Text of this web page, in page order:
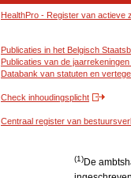
HealthPro - Register van actieve
Publicaties in het Belgisch
Publicaties van de jaarrekeningen
Databank van statuten en
Check inhoudingsplicht
Centraal register van
(1)De